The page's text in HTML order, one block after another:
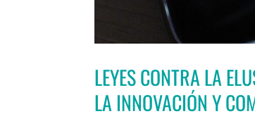
LEYES CONTRA LA
LA INNOVACIÓN Y